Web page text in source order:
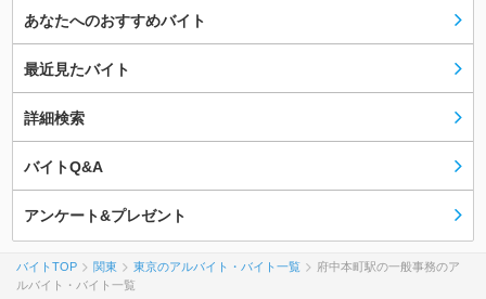
あなたへのおすすめバイト
最近見たバイト
詳細検索
バイトQ&A
アンケート&プレゼント
バイトTOP 関東 東京のアルバイト・バイト一覧
府中本町駅の一般事務のア
ルバイト・バイト一覧